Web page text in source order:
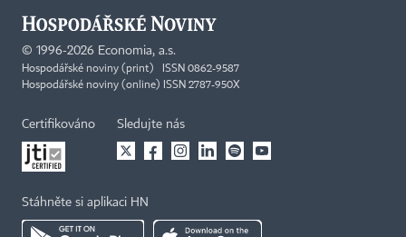
© 1996-2026 Economia, a.s.
Hospodářské noviny (print) ISSN 0862-9587
Hospodářské noviny (online) ISSN 2787-950X
Certifikováno Sledujte nás
Stáhněte si aplikaci HN